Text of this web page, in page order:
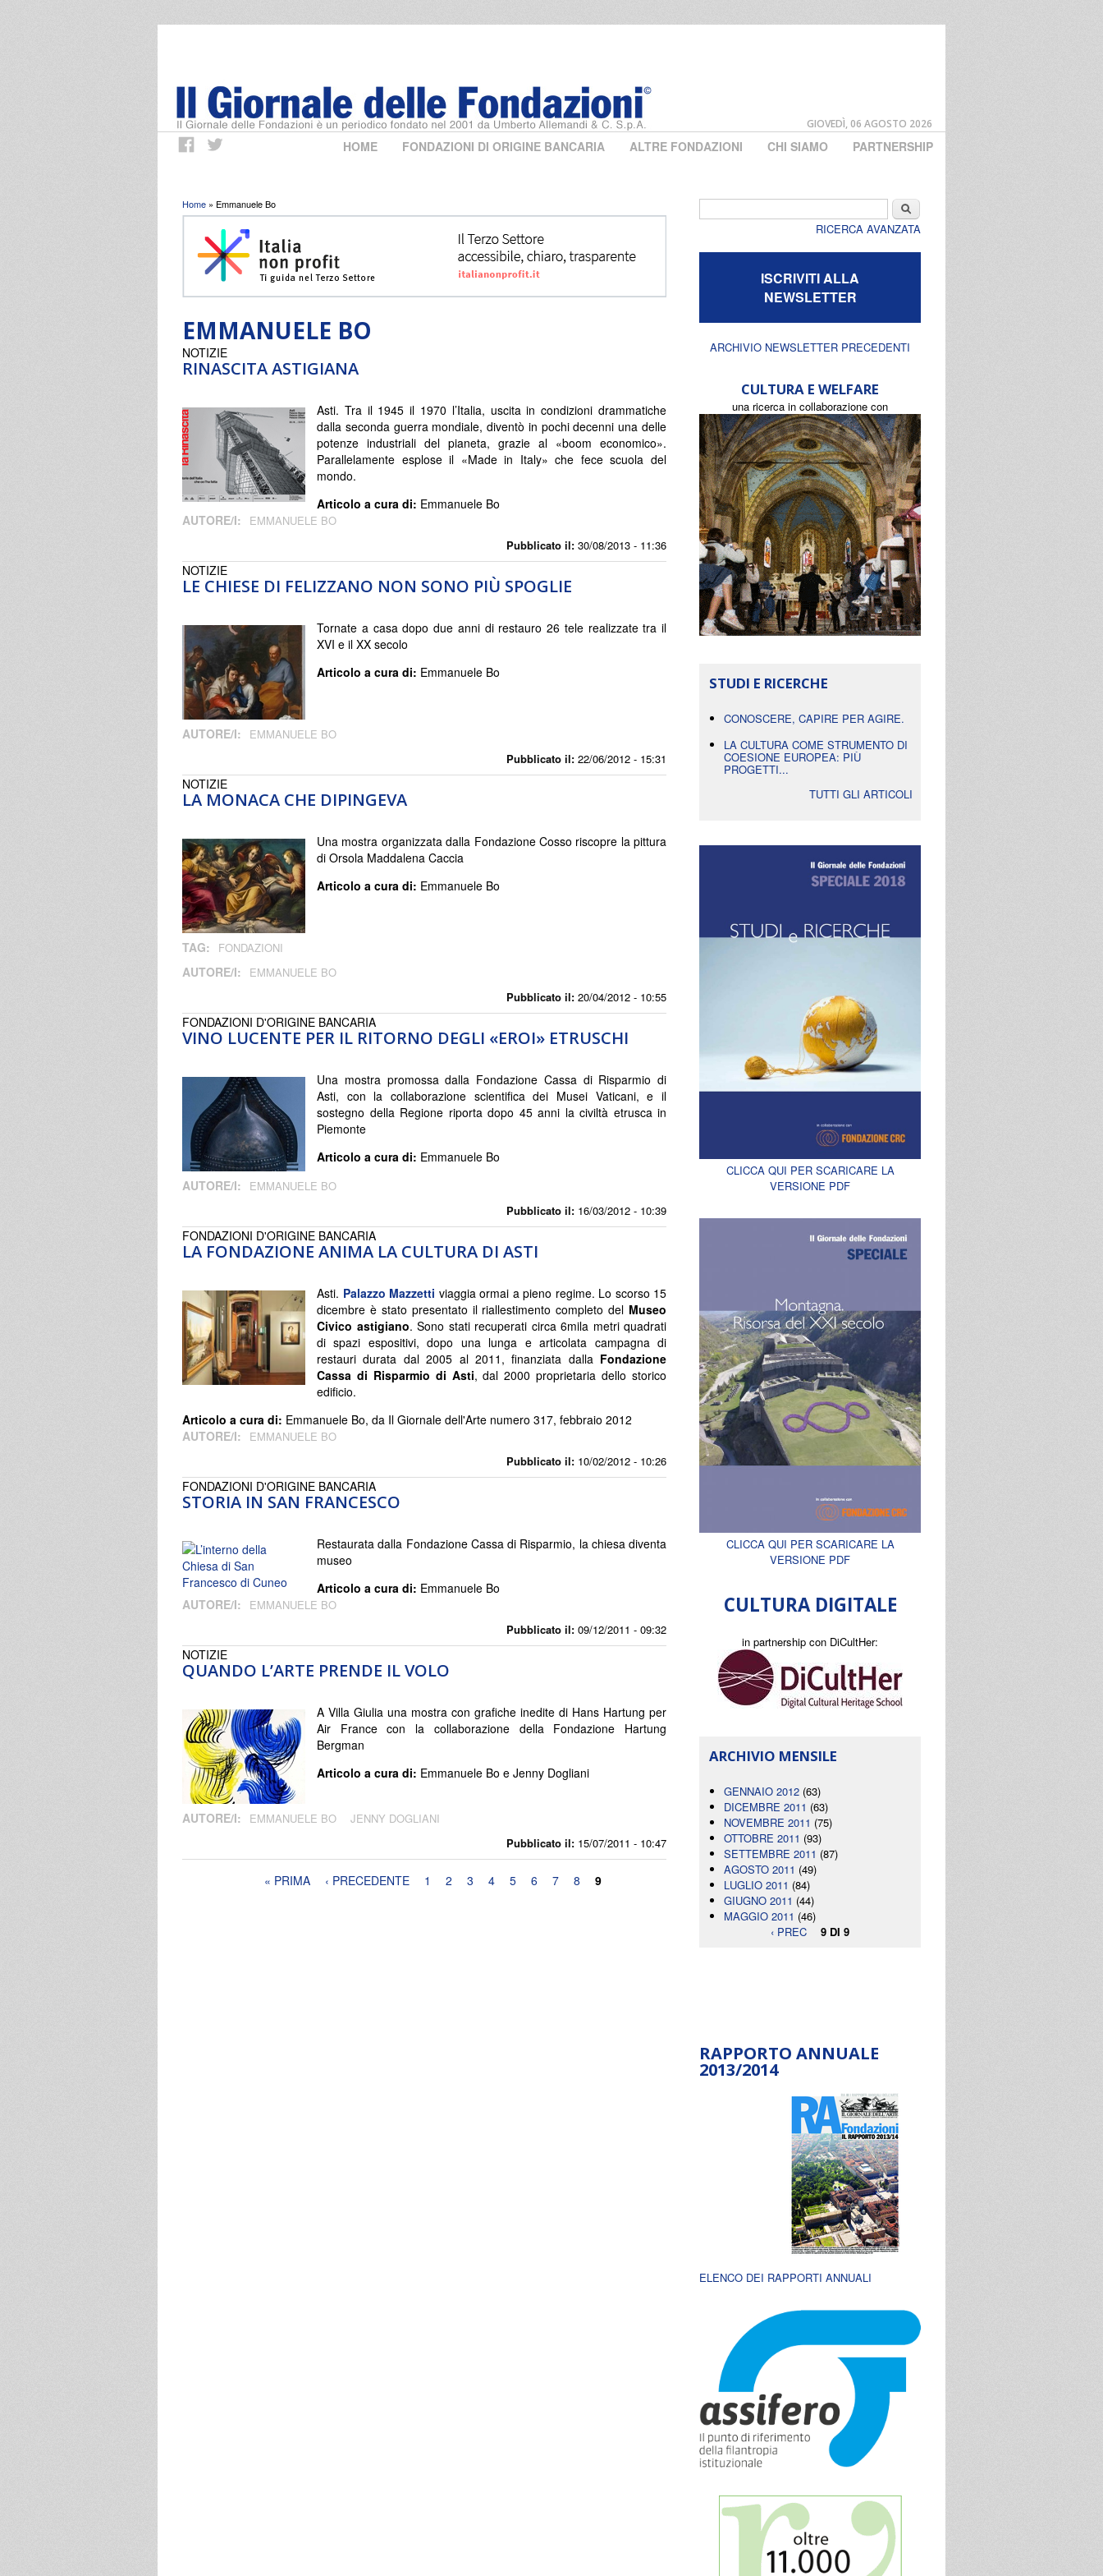
GIOVEDÌ, 06 AGOSTO 2026
HOME FONDAZIONI DI ORIGINE BANCARIA ALTRE FONDAZIONI CHI SIAMO PARTNERSHIP
Tu sei qui
Home » Emmanuele Bo
EMMANUELE BO
RINASCITA ASTIGIANA
Pubblicato il: 30/08/2013 - 11:36
NOTIZIE
Asti. Tra il 1945 il 1970 l’Italia, uscita in condizioni drammatiche
dalla seconda guerra mondiale, diventò in pochi decenni una delle
potenze industriali del pianeta, grazie al «boom economico».
Parallelamente esplose il «Made in Italy» che fece scuola del
mondo.
Articolo a cura di: Emmanuele Bo
AUTORE/I:
EMMANUELE BO
LE CHIESE DI FELIZZANO NON SONO PIÙ SPOGLIE
Pubblicato il: 22/06/2012 - 15:31
NOTIZIE
Tornate a casa dopo due anni di restauro 26 tele realizzate tra il
XVI e il XX secolo
Articolo a cura di: Emmanuele Bo
AUTORE/I: EMMANUELE BO
LA MONACA CHE DIPINGEVA
Pubblicato il: 20/04/2012 - 10:55
NOTIZIE
Una mostra organizzata dalla Fondazione Cosso riscopre la pittura
di Orsola Maddalena Caccia
Articolo a cura di: Emmanuele Bo
TAG: FONDAZIONI
AUTORE/I: EMMANUELE BO
VINO LUCENTE PER IL RITORNO DEGLI «EROI» ETRUSCHI
Pubblicato il: 16/03/2012 - 10:39
FONDAZIONI D'ORIGINE BANCARIA
Una mostra promossa dalla Fondazione Cassa di Risparmio di
Asti, con la collaborazione scientifica dei Musei Vaticani, e il
sostegno della Regione riporta dopo 45 anni la civiltà etrusca in
Piemonte
Articolo a cura di: Emmanuele Bo
AUTORE/I:
EMMANUELE BO
LA FONDAZIONE ANIMA LA CULTURA DI ASTI
Pubblicato il: 10/02/2012 - 10:26
FONDAZIONI D'ORIGINE BANCARIA
Asti. Palazzo Mazzetti viaggia ormai a pieno regime. Lo scorso 15
dicembre è stato presentato il riallestimento completo del Museo
Civico astigiano. Sono stati recuperati circa 6mila metri quadrati
di spazi espositivi, dopo una lunga e articolata campagna di
restauri durata dal 2005 al 2011, finanziata dalla Fondazione
Cassa di Risparmio di Asti, dal 2000 proprietaria dello storico
edificio.
Articolo a cura di: Emmanuele Bo, da Il Giornale dell'Arte numero 317, febbraio 2012
AUTORE/I:
EMMANUELE BO
STORIA IN SAN FRANCESCO
Pubblicato il: 09/12/2011 - 09:32
FONDAZIONI D'ORIGINE BANCARIA
Restaurata dalla Fondazione Cassa di Risparmio, la chiesa diventa
museo
Articolo a cura di: Emmanuele Bo
AUTORE/I:
EMMANUELE BO
QUANDO L’ARTE PRENDE IL VOLO
Pubblicato il: 15/07/2011 - 10:47
NOTIZIE
A Villa Giulia una mostra con grafiche inedite di Hans Hartung per
Air France con la collaborazione della Fondazione Hartung
Bergman
Articolo a cura di: Emmanuele Bo e Jenny Dogliani
AUTORE/I: EMMANUELE BO JENNY DOGLIANI
« PRIMA ‹ PRECEDENTE 1 2 3 4 5 6 7 8 9
Cerca
RICERCA AVANZATA
ISCRIVITI ALLA
NEWSLETTER
ARCHIVIO NEWSLETTER PRECEDENTI
CULTURA E WELFARE
una ricerca in collaborazione con
STUDI E RICERCHE
CONOSCERE, CAPIRE PER AGIRE.
LA CULTURA COME STRUMENTO DI
COESIONE EUROPEA: PIÙ
PROGETTI...
TUTTI GLI ARTICOLI
CLICCA QUI PER SCARICARE LA
VERSIONE PDF
CLICCA QUI PER SCARICARE LA
VERSIONE PDF
CULTURA DIGITALE
in partnership con DiCultHer:
ARCHIVIO MENSILE
GENNAIO 2012 (63)
DICEMBRE 2011 (63)
NOVEMBRE 2011 (75)
OTTOBRE 2011 (93)
SETTEMBRE 2011 (87)
AGOSTO 2011 (49)
LUGLIO 2011 (84)
GIUGNO 2011 (44)
MAGGIO 2011 (46)
‹ PREC
9 DI 9
RAPPORTO ANNUALE
2013/2014
ELENCO DEI RAPPORTI ANNUALI